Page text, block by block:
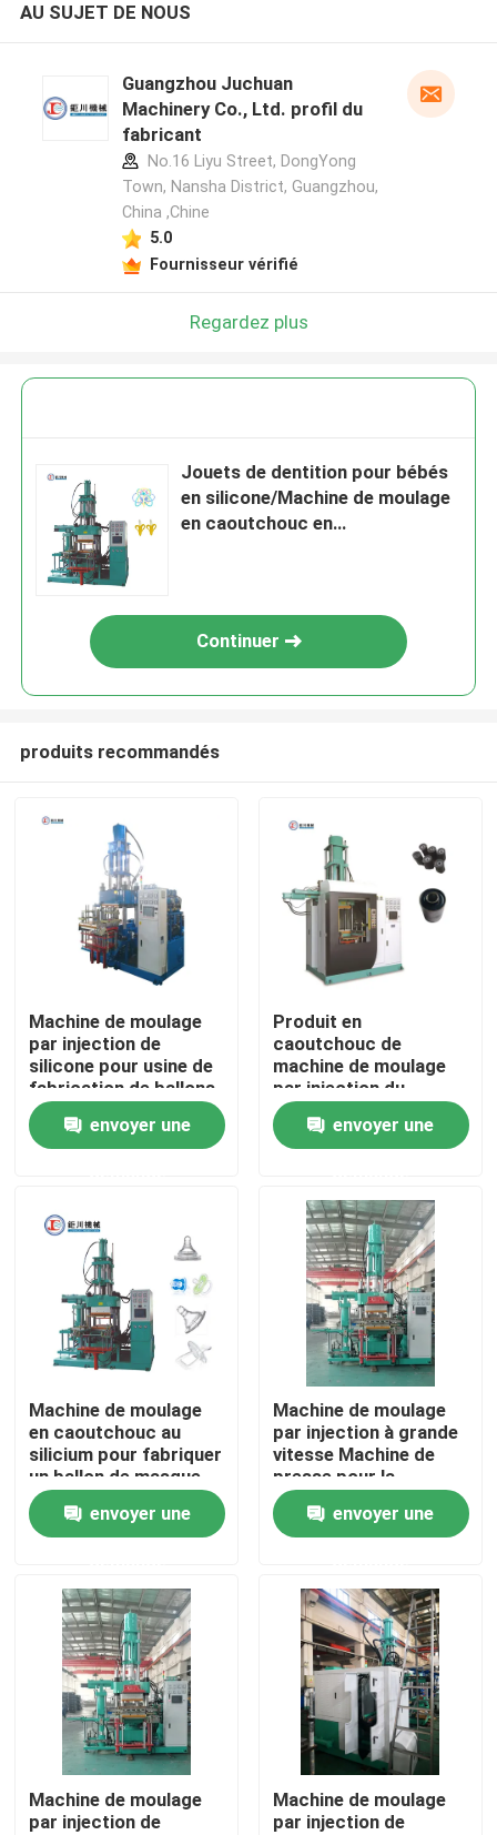
Produits
Vidéos
A propos de nous
Visite d'usine
Contrôle de la qualité
Contact
nouvelles
Demande de soumission
VR SHOW
AU SUJET DE NOUS
Guangzhou Juchuan
Machinery Co., Ltd. profil du
fabricant
No.16 Liyu Street, DongYong
Town, Nansha District, Guangzhou,
China ,Chine
5.0
Fournisseur vérifié
Regardez plus
Jouets de dentition pour bébés
en silicone/Machine de moulage
en caoutchouc en
Continuer
produits recommandés
Machine de moulage
par injection de
silicone pour usine de
fabrication de ballons
de masques laryngaux
médicauxenvoyer une
Produit en
caoutchouc de
machine de moulage
par injection du
silicone 100T-1000T
faisant la machine
envoyer une
Machine de moulage
en caoutchouc au
silicium pour fabriquer
un ballon de masque
de laryngeal médical
envoyer une
Machine de moulage
par injection à grande
vitesse Machine de
presse pour la
fabrication de pièces
automobilesenvoyer une
Machine de moulage
par injection de
Machine de moulage
par injection de